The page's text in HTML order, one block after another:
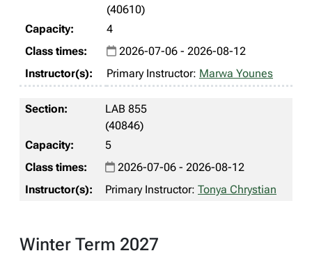
(40610)
4
2026-07-06 - 2026-08-12
Primary Instructor: Marwa Younes
LAB 855
(40846)
5
2026-07-06 - 2026-08-12
Primary Instructor: Tonya Chrystian
Winter Term 2027